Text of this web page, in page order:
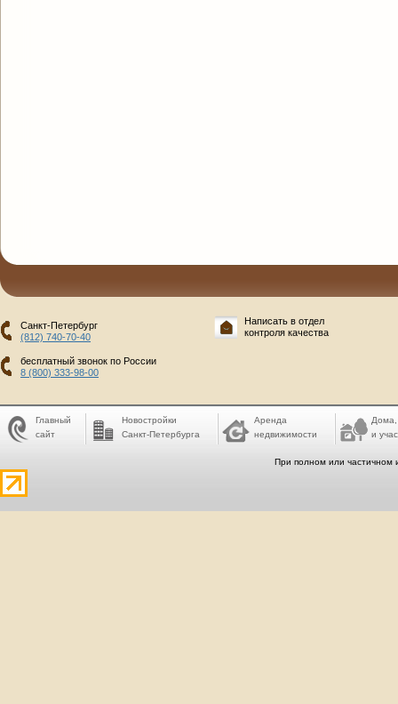
Санкт-Петербург
(812) 740-70-40
бесплатный звонок по России
8 (800) 333-98-00
Написать в отдел
контроля качества
Главный
сайт
Новостройки
Санкт-Петербурга
Аренда
недвижимости
Дома,
и
При полном или частичном